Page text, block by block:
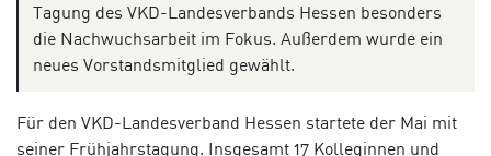
Tagung des VKD-Landesverbands Hessen besonders
die Nachwuchsarbeit im Fokus. Außerdem wurde ein
neues Vorstandsmitglied gewählt.
Für den VKD-Landesverband Hessen startete der Mai mit
seiner Frühjahrstagung. Insgesamt 17 Kolleginnen und